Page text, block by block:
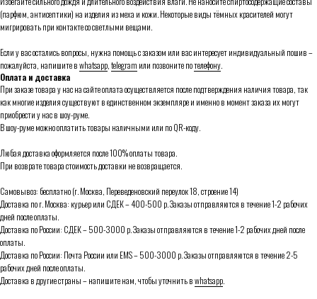
(парфюм, антисептики) на изделия из меха и кожи. Некоторые виды тёмных красителей могут
мигрировать при контакте со светлыми вещами.
Если у вас остались вопросы, нужна помощь с заказом или вас интересует индивидуальный пошив –
пожалуйста, напишите вwhatsapp,telegram или позвоните потелефону.
Оплата и доставка
При заказе товара у нас на сайте оплата осуществляется после подтверждения наличия товара, так
как многие изделия существуют в единственном экземпляре и именно в момент заказа их могут
приобрести у нас в шоу-руме.
В шоу-руме можно оплатить товары наличными или по QR-коду.
Любая доставка оформляется после 100% оплаты товара.
При возврате товара стоимость доставки не возвращается.
Самовывоз: бесплатно (г. Москва, Переведеновский переулок 18, строение 14)
Доставка по г. Москва: курьер или СДЕК – 400-500 р. Заказы отправляются в течение 1-2 рабочих
дней после оплаты.
Доставка по России: СДЕК – 500-3000 р. Заказы отправляются в течение 1-2 рабочих дней после
оплаты.
Доставка по России: Почта России или ЕMS – 500-3000 р. Заказы отправляются в течение 2-5
рабочих дней после оплаты.
Доставка в другие страны – напишите нам, чтобы уточнить вwhatsapp.